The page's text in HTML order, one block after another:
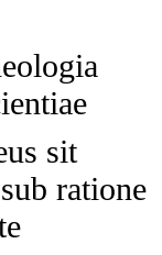
sit
ratione